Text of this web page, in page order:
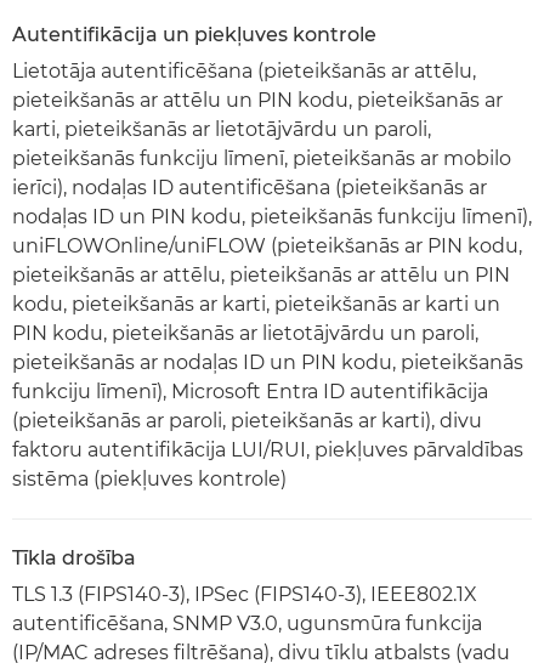
Autentifikācija un piekļuves kontrole
Lietotāja autentificēšana (pieteikšanās ar attēlu,
pieteikšanās ar attēlu un PIN kodu, pieteikšanās ar
karti, pieteikšanās ar lietotājvārdu un paroli,
pieteikšanās funkciju līmenī, pieteikšanās ar mobilo
ierīci), nodaļas ID autentificēšana (pieteikšanās ar
nodaļas ID un PIN kodu, pieteikšanās funkciju līmenī),
uniFLOWOnline/uniFLOW (pieteikšanās ar PIN kodu,
pieteikšanās ar attēlu, pieteikšanās ar attēlu un PIN
kodu, pieteikšanās ar karti, pieteikšanās ar karti un
PIN kodu, pieteikšanās ar lietotājvārdu un paroli,
pieteikšanās ar nodaļas ID un PIN kodu, pieteikšanās
funkciju līmenī), Microsoft Entra ID autentifikācija
(pieteikšanās ar paroli, pieteikšanās ar karti), divu
faktoru autentifikācija LUI/RUI, piekļuves pārvaldības
sistēma (piekļuves kontrole)
Tīkla drošība
TLS 1.3 (FIPS140-3), IPSec (FIPS140-3), IEEE802.1X
autentificēšana, SNMP V3.0, ugunsmūra funkcija
(IP/MAC adreses filtrēšana), divu tīklu atbalsts (vadu